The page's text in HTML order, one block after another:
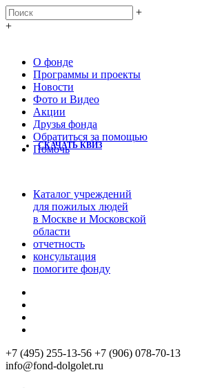
+
+
О фонде
Программы и проекты
Новости
Фото и Видео
Акции
Друзья фонда
Обратиться за помощью
Помочь
СКАЧАТЬ КВИЗ
Каталог учреждений
для пожилых людей
в Москве и Московской
области
отчетность
консультация
помогите фонду
+7 (495) 255‑13‑56 +7 (906) 078‑70‑13
info@fond-dolgolet.ru